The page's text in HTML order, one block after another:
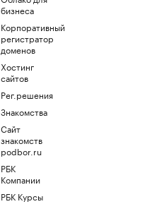
бизнеса
Корпоративный
регистратор
доменов
Хостинг
сайтов
Рег.решения
Знакомства
Сайт
знакомств
podbor.ru
РБК
Компании
РБК Курсы